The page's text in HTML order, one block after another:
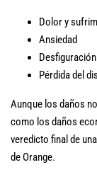
Dolor y
Ansiedad
Desfiguración
Pérdida del
Aunque los daños
como los daños
veredicto final de
de Orange.